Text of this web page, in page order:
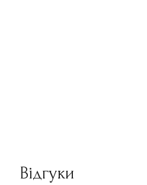
Відгуки